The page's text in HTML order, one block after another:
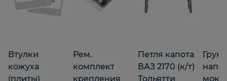
Втулки
кожуха
(плиты)
Рем.
комплект
крепления
Петля капота
ВАЗ 2170 (к/т)
Тольятти